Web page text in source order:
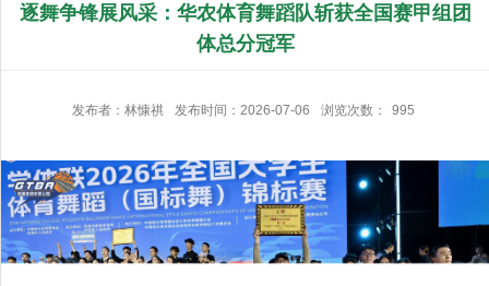
逐舞争锋展风采：华农体育舞蹈队斩获全国赛甲组团
体总分冠军
发布者：林慷祺 发布时间：2026-07-06 浏览次数： 995